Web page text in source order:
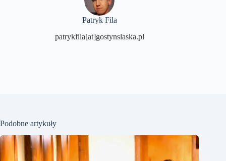
Patryk Fila
patrykfila[at]gostynslaska.pl
Podobne artykuły